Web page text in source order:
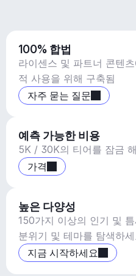
100% 합법
라이센스 및 파트너 콘텐
적 사용을 위해 구축됨
자주 묻는 질문
예측 가능한 비용
5K / 30K의 티어를 잠금
가격
높은 다양성
150가지 이상의 인기 및
분위기 및 테마를 탐색하
지금 시작하세요